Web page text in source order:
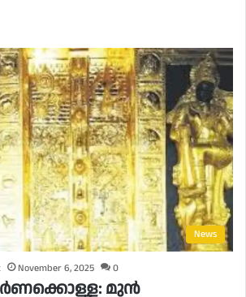
News
November 6, 2025 0
മുൻ